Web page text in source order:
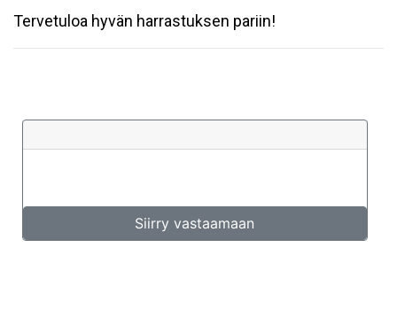
Tervetuloa hyvän harrastuksen pariin!